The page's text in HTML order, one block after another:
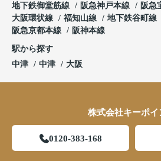
地下鉄御堂筋線
阪急神戸本線 阪急
大阪環状線
福知山線 地下鉄谷町線
阪急京都本線
阪神本線
駅から探す
中津
中津 大阪
株式会社キーポイ
0120-383-168